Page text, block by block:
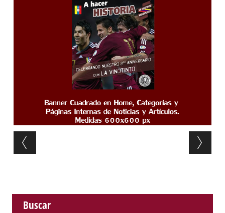
Post navigation
Buscar